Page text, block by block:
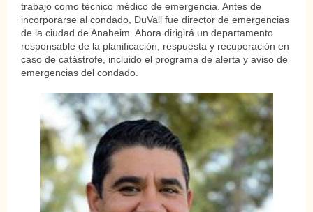
trabajo como técnico médico de emergencia. Antes de
incorporarse al condado, DuVall fue director de emergencias
de la ciudad de Anaheim. Ahora dirigirá un departamento
responsable de la planificación, respuesta y recuperación en
caso de catástrofe, incluido el programa de alerta y aviso de
emergencias del condado.